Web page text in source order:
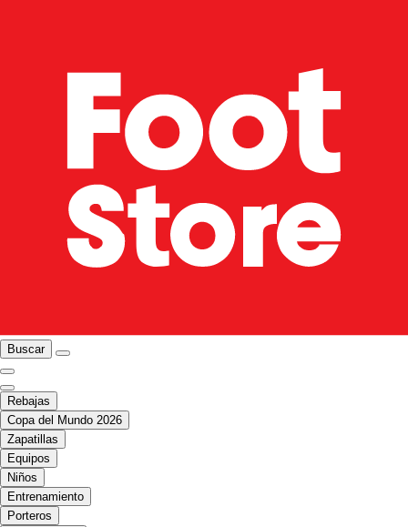
Buscar
Rebajas
Copa del Mundo 2026
Zapatillas
Equipos
Niños
Entrenamiento
Porteros